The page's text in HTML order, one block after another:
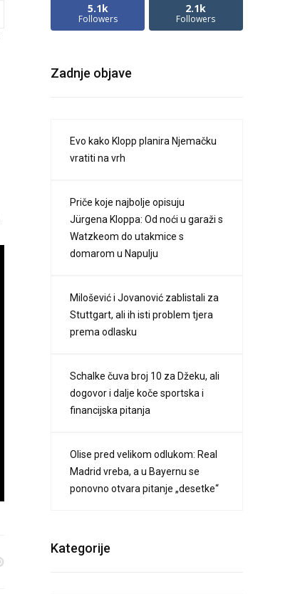
5.1k
Followers
2.1k
Followers
Zadnje objave
Evo kako Klopp planira Njemačku
vratiti na vrh
Priče koje najbolje opisuju
Jürgena Kloppa: Od noći u garaži s
Watzkeom do utakmice s
domarom u Napulju
Milošević i Jovanović zablistali za
Stuttgart, ali ih isti problem tjera
prema odlasku
Schalke čuva broj 10 za Džeku, ali
dogovor i dalje koče sportska i
financijska pitanja
Olise pred velikom odlukom: Real
Madrid vreba, a u Bayernu se
ponovno otvara pitanje „desetke“
Kategorije